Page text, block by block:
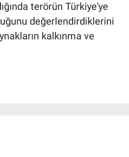
terörün Türkiye'ye
değerlendirdiklerini
kalkınma ve